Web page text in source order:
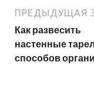
ПРЕДЫДУЩАЯ
Как развесить
настенные
способов